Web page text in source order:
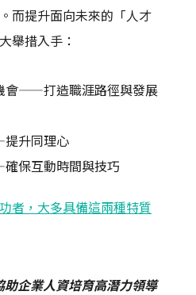
而提升面向未來的「人才
舉措入手：
會——打造職涯路徑與發展
升同理心
保互動時間與技巧
者，大多具備這兩種特質
助企業人資培育高潛力領導